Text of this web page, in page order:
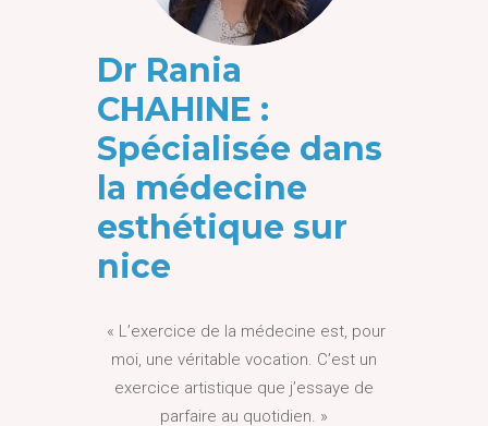
Dr Rania
CHAHINE :
Spécialisée dans
la médecine
esthétique sur
nice
« L’exercice de la médecine est, pour
moi, une véritable vocation. C’est un
exercice artistique que j’essaye de
parfaire au quotidien. »